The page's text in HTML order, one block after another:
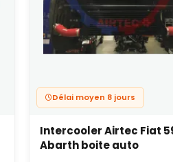
Délai moyen 8 jours
Intercooler Airtec Fiat
Abarth boite auto